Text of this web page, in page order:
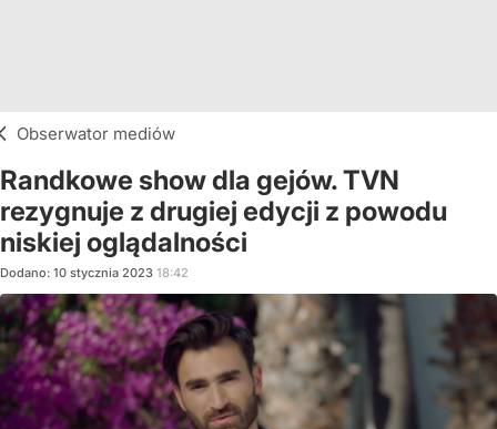
Obserwator mediów
Randkowe show dla gejów. TVN
rezygnuje z drugiej edycji z powodu
niskiej oglądalności
Dodano: 10 stycznia 2023 18:42